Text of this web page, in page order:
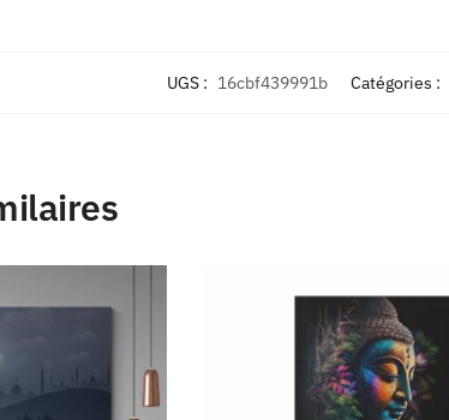
UGS : 16cbf439991b Catégories :